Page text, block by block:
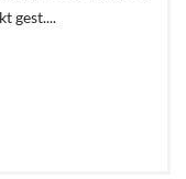
gest....